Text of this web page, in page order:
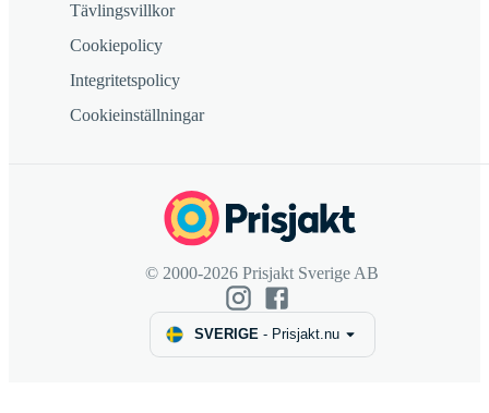
Tävlingsvillkor
Cookiepolicy
Integritetspolicy
Cookieinställningar
© 2000-2026 Prisjakt Sverige AB
SVERIGE- Prisjakt.nu